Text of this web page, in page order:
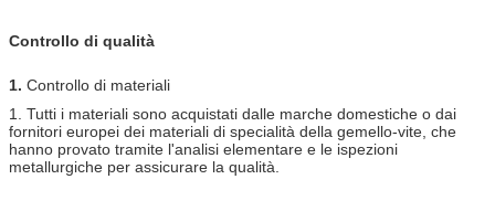
Controllo di qualità
1. Controllo di materiali
1. Tutti i materiali sono acquistati dalle marche domestiche o dai
fornitori europei dei materiali di specialità della gemello-vite, che
hanno provato tramite l'analisi elementare e le ispezioni
metallurgiche per assicurare la qualità.